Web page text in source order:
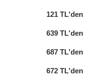
121 TL'den
639 TL'den
687 TL'den
672 TL'den